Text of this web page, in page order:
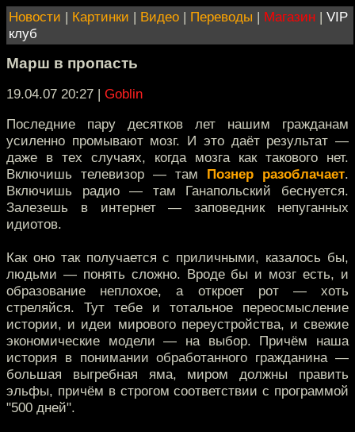
Новости | Картинки | Видео | Переводы | Магазин | VIP
клуб
Марш в пропасть
19.04.07 20:27 | Goblin
Последние пару десятков лет нашим гражданам
усиленно промывают мозг. И это даёт результат —
даже в тех случаях, когда мозга как такового нет.
Включишь телевизор — там Познер разоблачает.
Включишь радио — там Ганапольский беснуется.
Залезешь в интернет — заповедник непуганных
идиотов.
Как оно так получается с приличными, казалось бы,
людьми — понять сложно. Вроде бы и мозг есть, и
образование неплохое, а откроет рот — хоть
стреляйся. Тут тебе и тотальное переосмысление
истории, и идеи мирового переустройства, и свежие
экономические модели — на выбор. Причём наша
история в понимании обработанного гражданина —
большая выгребная яма, миром должны править
эльфы, причём в строгом соответствии с программой
"500 дней".